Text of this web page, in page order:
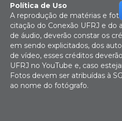
Política de Uso
A reprodução de matérias e
citação do Conexão UFRJ e do
de áudio, deverão constar os
em sendo explicitados, dos
de vídeo, esses créditos
UFRJ no YouTube e, caso
Fotos devem ser atribuídas à
ao nome do fotógrafo.